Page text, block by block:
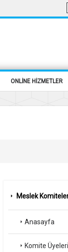
ONLİNE HİZMETLER
Meslek
Anasayfa
Komite Üyeleri